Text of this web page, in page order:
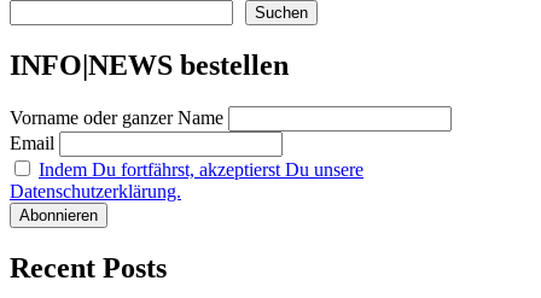
Suchen
INFO|NEWS bestellen
Vorname oder ganzer Name
Email
Indem Du fortfährst, akzeptierst Du unsere
Datenschutzerklärung.
Recent Posts